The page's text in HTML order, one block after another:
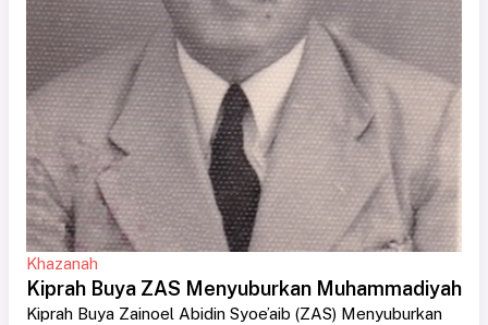
Khazanah
Kiprah Buya ZAS Menyuburkan Muhammadiyah
Kiprah Buya Zainoel Abidin Syoe’aib (ZAS) Menyuburkan